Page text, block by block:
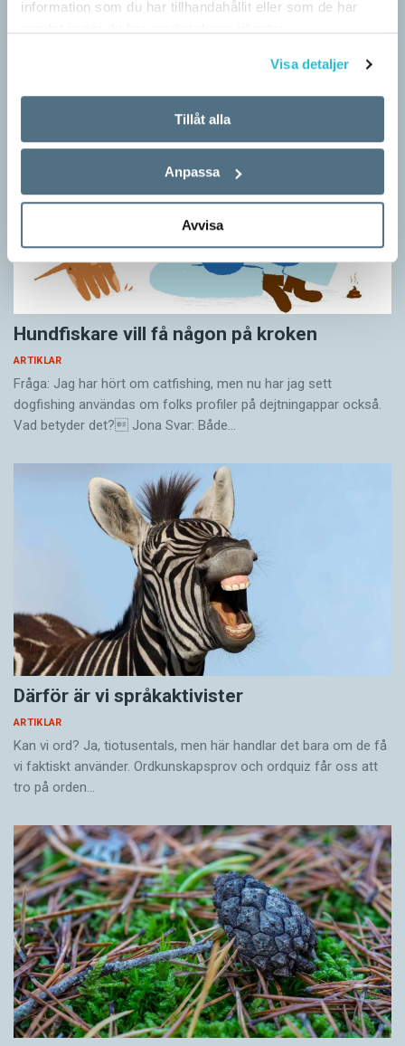
information som du har tillhandahållit eller som de har
Visa detaljer
Tillåt alla
Anpassa
Avvisa
i turtagning i samtal. Förmågan utvecklas ytterligare i takt med…
Hundfiskare vill få någon på kroken
ARTIKLAR
Fråga: Jag har hört om catfishing, men nu har jag sett
dogfishing användas om folks profiler på dejtningappar också.
Vad betyder det? Jona Svar: Både…
Därför är vi språkaktivister
ARTIKLAR
Kan vi ord? Ja, tiotusentals, men här handlar det bara om de få
vi faktiskt använder. Ordkunskapsprov och ordquiz får oss att
tro på orden…